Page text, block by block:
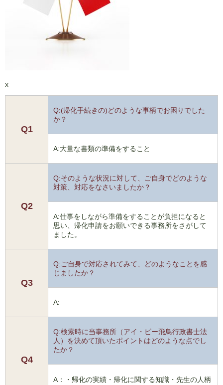
x
Q1
Q:(帰化手続きの)どのような事柄でお困りでした
か？
A:大量な書類の準備をすること
Q2
Q:そのような状況に対して、ご自身でどのような
対策、対応をなさいましたか？
A:仕事をしながら準備をすることが負担になると
思い、帰化申請をお願いできる事務所をさがして
ました。
Q3
Q:ご自身で対応されてみて、どのようなことを感
じましたか？
A:
Q4
Q:検索時に当事務所（アイ・ビー飛鳥行政書士法
人）を決めて頂いたポイントはどのような点でし
たか？
A：・帰化の実績・帰化に関する知識・先生の人柄